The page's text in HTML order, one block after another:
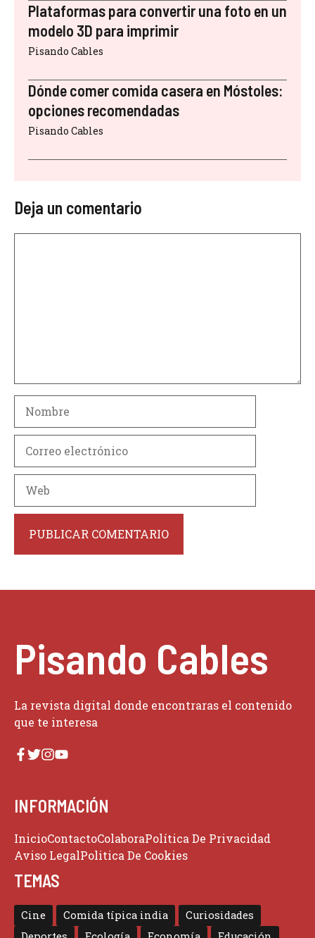
Plataformas para convertir una foto en un
modelo 3D para imprimir
Pisando Cables
Dónde comer comida casera en Móstoles:
opciones recomendadas
Pisando Cables
Deja un comentario
electrónico
Pisando Cables
La revista digital donde encontraras el contenido
que te interesa
INFORMACIÓN
InicioContactoColaboraPolítica De Privacidad
Aviso LegalPolitica De Cookies
TEMAS
Cine Comida típica india
Curiosidades